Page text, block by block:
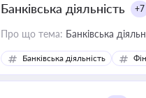
Банківська діяльність +7
Про що тема: Банківська
Банківська діяльність